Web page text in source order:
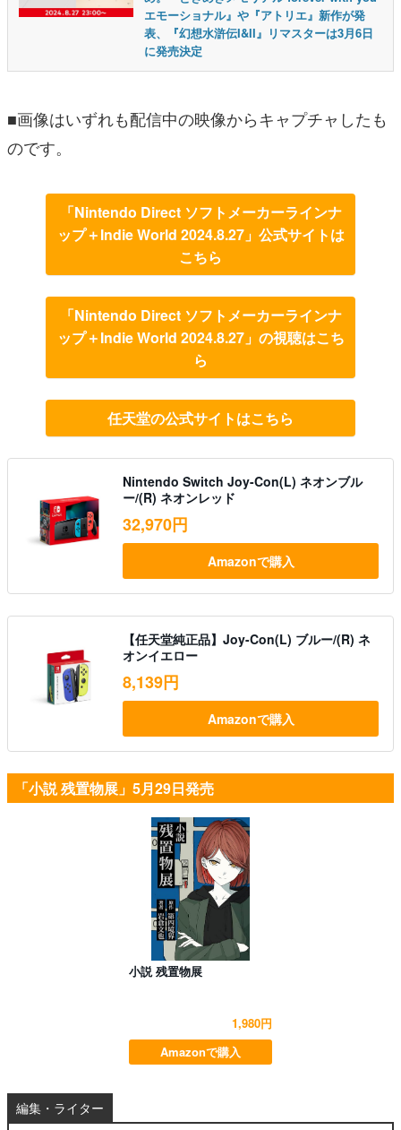
エモーショナル』や『アトリエ』新作が発
表、『幻想水滸伝I&II』リマスターは3月6日
に発売決定
■画像はいずれも配信中の映像からキャプチャしたも
のです。
「Nintendo Direct ソフトメーカーラインナ
ップ＋Indie World 2024.8.27」公式サイトは
こちら
「Nintendo Direct ソフトメーカーラインナ
ップ＋Indie World 2024.8.27」の視聴はこち
ら
任天堂の公式サイトはこちら
Nintendo Switch Joy-Con(L) ネオンブル
ー/(R) ネオンレッド
32,970円
Amazonで購入
【任天堂純正品】Joy-Con(L) ブルー/(R) ネ
オンイエロー
8,139円
Amazonで購入
「小説 残置物展」5月29日発売
小説 残置物展
1,980円
Amazonで購入
編集・ライター